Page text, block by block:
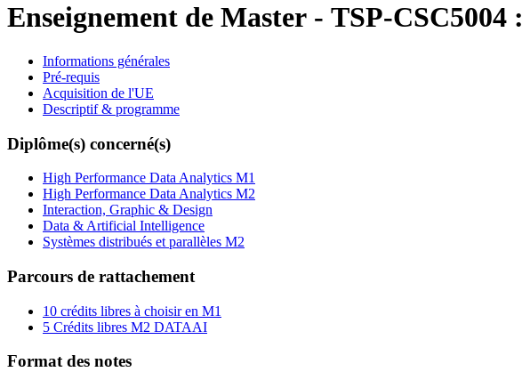
Enseignement de Master - TSP-CSC5004 :
Informations générales
Pré-requis
Acquisition de l'UE
Descriptif & programme
Diplôme(s) concerné(s)
High Performance Data Analytics M1
High Performance Data Analytics M2
Interaction, Graphic & Design
Data & Artificial Intelligence
Systèmes distribués et parallèles M2
Parcours de rattachement
10 crédits libres à choisir en M1
5 Crédits libres M2 DATAAI
Format des notes